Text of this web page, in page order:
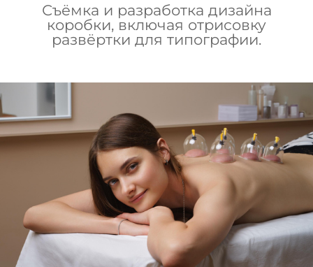
Съёмка и разработка дизайна
коробки, включая отрисовку
развёртки для типографии.